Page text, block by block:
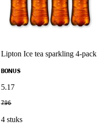
Lipton Ice tea sparkling 4-pack
BONUS
5.17
7.96
4 stuks